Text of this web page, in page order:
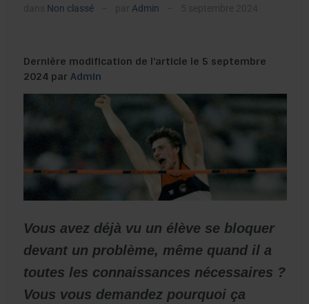
Non classé Admin
Dernière modification de l’article le 5 septembre
2024 parAdmin
Vous avez déjà vu un élève se bloquer
devant un problème, même quand il a
toutes les connaissances nécessaires ?
Vous vous demandez pourquoi ça